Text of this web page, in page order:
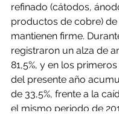
refinado (cátodos,
productos de cobre) de
mantienen firme.
registraron un alza de
81,5%, y en los
del presente año
de 33,5%, frente a la
el mismo periodo de